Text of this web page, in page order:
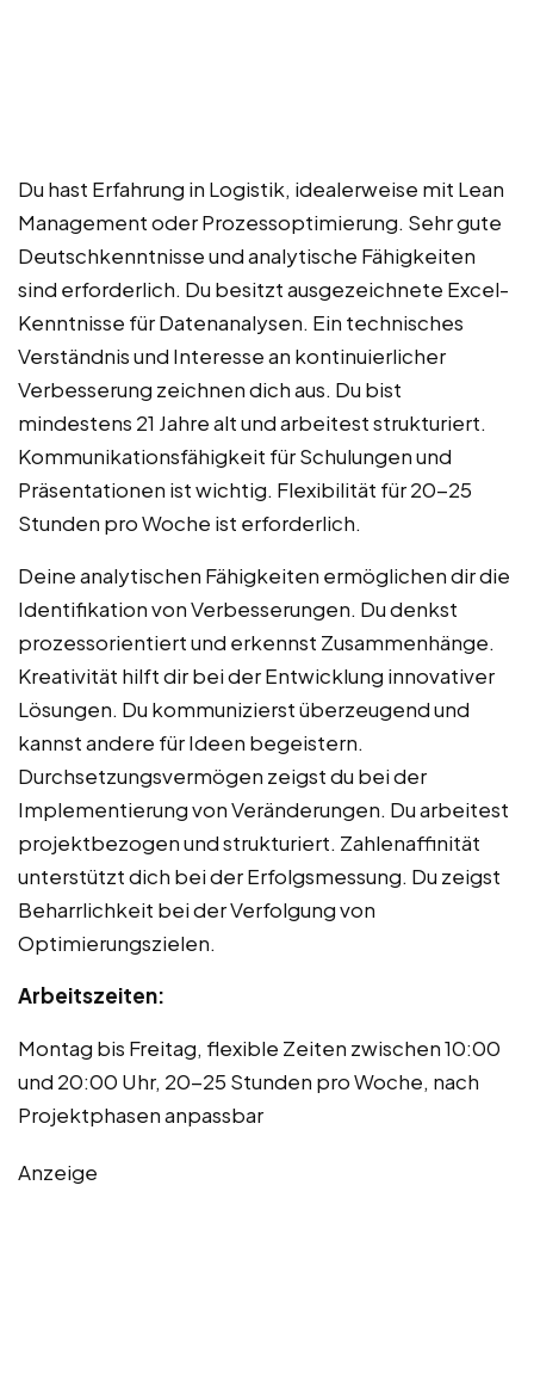
Du hast Erfahrung in Logistik, idealerweise mit Lean
Management oder Prozessoptimierung. Sehr gute
Deutschkenntnisse und analytische Fähigkeiten
sind erforderlich. Du besitzt ausgezeichnete Excel-
Kenntnisse für Datenanalysen. Ein technisches
Verständnis und Interesse an kontinuierlicher
Verbesserung zeichnen dich aus. Du bist
mindestens 21 Jahre alt und arbeitest strukturiert.
Kommunikationsfähigkeit für Schulungen und
Präsentationen ist wichtig. Flexibilität für 20-25
Stunden pro Woche ist erforderlich.
Deine analytischen Fähigkeiten ermöglichen dir die
Identifikation von Verbesserungen. Du denkst
prozessorientiert und erkennst Zusammenhänge.
Kreativität hilft dir bei der Entwicklung innovativer
Lösungen. Du kommunizierst überzeugend und
kannst andere für Ideen begeistern.
Durchsetzungsvermögen zeigst du bei der
Implementierung von Veränderungen. Du arbeitest
projektbezogen und strukturiert. Zahlenaffinität
unterstützt dich bei der Erfolgsmessung. Du zeigst
Beharrlichkeit bei der Verfolgung von
Optimierungszielen.
Arbeitszeiten:
Montag bis Freitag, flexible Zeiten zwischen 10:00
und 20:00 Uhr, 20-25 Stunden pro Woche, nach
Projektphasen anpassbar
Anzeige